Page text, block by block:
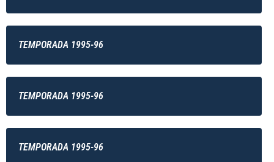
TEMPORADA 1995-96
TEMPORADA 1995-96
TEMPORADA 1995-96